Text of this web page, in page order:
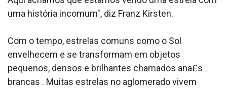
uma história incomum", diz Franz Kirsten.
Com o tempo, estrelas comuns como o Sol
envelhecem e se transformam em objetos
pequenos, densos e brilhantes chamados ana£s
brancas . Muitas estrelas no aglomerado vivem